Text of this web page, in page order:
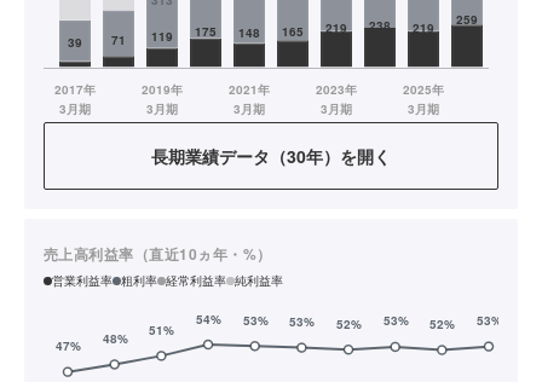
長期業績データ（30年）を開く
売上高利益率（直近10ヵ年・%）
営業利益率 粗利率 経常利益率 純利益率